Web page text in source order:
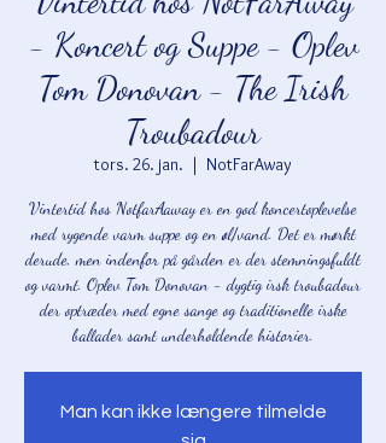
- Koncert og Suppe - Oplev
Tom Donovan - The Irish
Troubadour
tors. 26. jan.
  |
NotFarAway
Vintertid hos NotfarAaway er en god koncertoplevelse
med rygende varm suppe og en øl/vand. Det er mørkt
derude, men indenfor på gården er der stemningsfuldt
og varmt. Oplev Tom Donovan - dygtig irsk troubadour
der optræder med egne sange og traditionelle irske
ballader samt underholdende historier.
Man kan ikke længere tilmelde